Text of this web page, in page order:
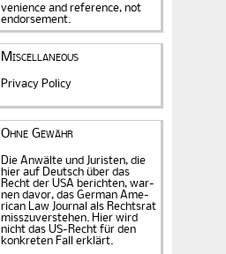
venience and refe­rence, not
endorse­ment.
Miscellaneous
Privacy Policy
Ohne Gewähr
Die Anwälte und Juristen, die
hier auf Deutsch über das
Recht der USA be­rich­ten, war­
nen davor, das German Ame­
rican Law Journal als Rechts­rat
miss­zu­verstehen. Hier wird
nicht das US-Recht für den
konkreten Fall er­klärt.